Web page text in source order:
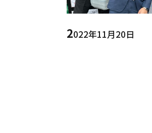
2022年11月20日